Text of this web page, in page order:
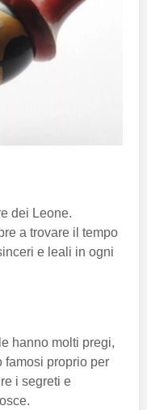
dei Leone.
a trovare il tempo
e leali in ogni
hanno molti pregi,
famosi proprio per
i segreti e